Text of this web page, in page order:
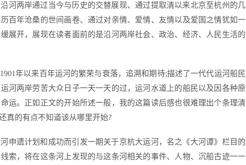
河两岸通过当今与历史的交替展现、通过提取清以来北京至杭州的几
百年沧桑的世间画卷、通过对亲情、爱情、友情以及爱国之情犹如一
展开，展现在读者面前的是沿河两岸社会、政治、经济、人民生活的
年以来百年运河的繁荣与衰落，追溯和期待;描述了一代代运河船民
河两岸劳苦大众日子一天一天的过，运河水道上的船民以及因各种原
运。正如正文的开始所述一般，我的这篇读后感也很难理出个条理清
真的有点不知道该从哪里开始?
申遗计划和成功而引发一期关于京杭大运河，名之《大河谭》栏目的
索，将在这条河上发现的与这条河相关的事件、人物、沉船古迹一一